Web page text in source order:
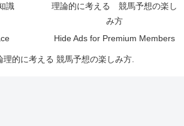
識
理論的に考える 競馬予想の楽し
み方
Hide Ads for Premium Members
的に考える 競馬予想の楽しみ方.